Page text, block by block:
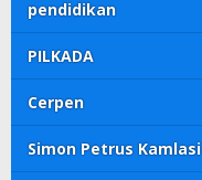
pendidikan
PILKADA
Cerpen
Simon Petrus Kamlasi